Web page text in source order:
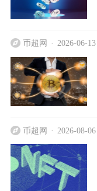
币超网 2026-06-13
币超网 2026-08-06